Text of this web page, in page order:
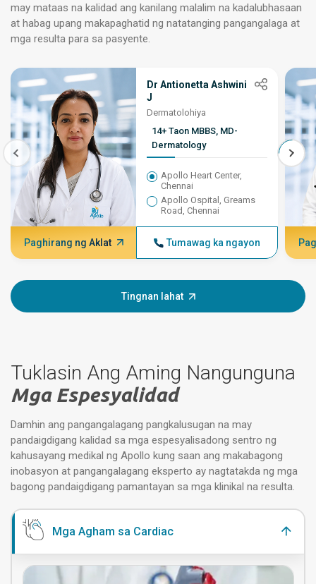
may mataas na kalidad ang kanilang malalim na kadalubhasaan
at habag upang makapaghatid ng natatanging pangangalaga at
mga resulta para sa pasyente.
Dr Antionetta Ashwini
J
Dermatolohiya
14+ Taon MBBS, MD-
Dermatology
Apollo Heart Center,
Chennai
Apollo Ospital, Greams
Road, Chennai
Paghirang ng Aklat Tumawag ka ngayon
Tingnan lahat
Tuklasin Ang Aming Nangunguna
Mga Espesyalidad
Damhin ang pangangalagang pangkalusugan na may
pandaigdigang kalidad sa mga espesyalisadong sentro ng
kahusayang medikal ng Apollo kung saan ang makabagong
inobasyon at pangangalagang eksperto ay nagtatakda ng mga
bagong pandaigdigang pamantayan sa mga klinikal na resulta.
Mga Agham sa Cardiac